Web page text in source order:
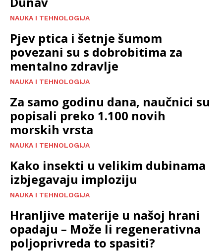
NAUKA I TEHNOLOGIJA
Pjev ptica i šetnje šumom
povezani su s dobrobitima za
mentalno zdravlje
NAUKA I TEHNOLOGIJA
Za samo godinu dana, naučnici su
popisali preko 1.100 novih
morskih vrsta
NAUKA I TEHNOLOGIJA
Kako insekti u velikim dubinama
izbjegavaju imploziju
NAUKA I TEHNOLOGIJA
Hranljive materije u našoj hrani
opadaju – Može li regenerativna
poljoprivreda to spasiti?